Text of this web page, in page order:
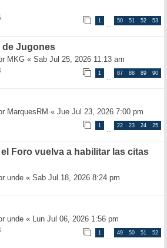
1
…
50 51 52 53
de Jugones
MKG « Sab Jul 25, 2026 11:13 am
1
…
87 88 89 90
MarquesRM « Jue Jul 23, 2026 7:00 pm
1
…
22 23 24 25
Foro vuelva a habilitar las citas
unde « Sab Jul 18, 2026 8:24 pm
unde « Lun Jul 06, 2026 1:56 pm
1
…
49 50 51 52